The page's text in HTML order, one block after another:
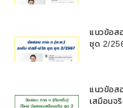
แนวข้อส
ชุด 2/
แนวข้อส
เสมือนจ